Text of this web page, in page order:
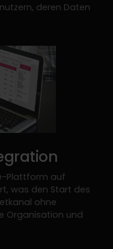
deren Daten
Plattform auf
was den Start des
ohne
Organisation und